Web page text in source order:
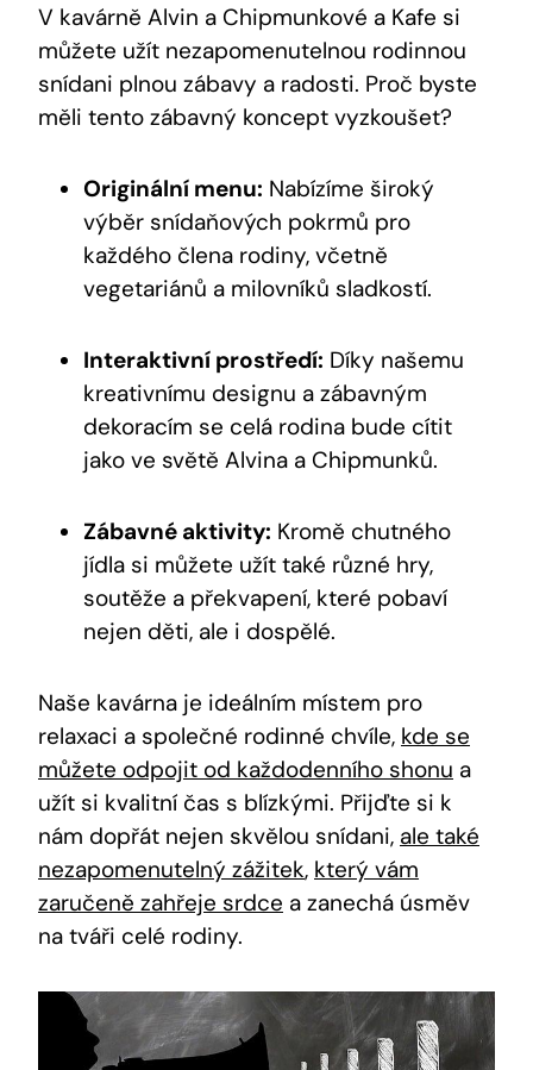
V kavárně Alvin a Chipmunkové a Kafe si
můžete užít nezapomenutelnou rodinnou
snídani plnou zábavy a radosti. Proč byste
měli tento zábavný koncept vyzkoušet?
Originální menu: Nabízíme široký
výběr snídaňových pokrmů pro
každého člena rodiny, včetně
vegetariánů a milovníků sladkostí.
Interaktivní prostředí: Díky našemu
kreativnímu designu a zábavným
dekoracím se celá rodina bude cítit
jako ve světě Alvina a Chipmunků.
Zábavné aktivity: Kromě chutného
jídla si můžete užít také různé hry,
soutěže a překvapení, které pobaví
nejen děti, ale i dospělé.
Naše kavárna je ideálním místem pro
relaxaci a společné rodinné chvíle, kde se
můžete odpojit od každodenního shonu a
užít si kvalitní čas s blízkými. Přijďte si k
nám dopřát nejen skvělou snídani, ale také
nezapomenutelný zážitek, který vám
zaručeně zahřeje srdce a zanechá úsměv
na tváři celé rodiny.